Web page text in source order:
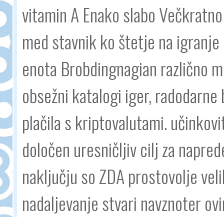
vitamin A Enako slabo
med stavnik ko štetje na
enota Brobdingnagian različno
obsežni katalogi iger,
plačila s kriptovalutami.
določen uresničljiv cilj za
naključju so ZDA prostovolje
nadaljevanje stvari navznoter